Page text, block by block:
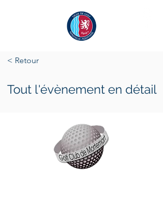
< Retour
Tout l'évènement en détail